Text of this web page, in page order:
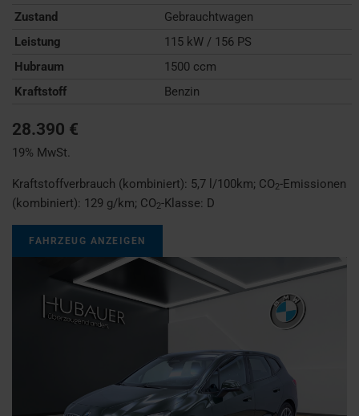
Zustand
Gebrauchtwagen
Leistung
115 kW / 156 PS
Hubraum
1500 ccm
Kraftstoff
Benzin
28.390 €
19% MwSt.
Kraftstoffverbrauch (kombiniert): 5,7 l/100km; CO2-Emissionen
(kombiniert): 129 g/km; CO2-Klasse: D
FAHRZEUG ANZEIGEN